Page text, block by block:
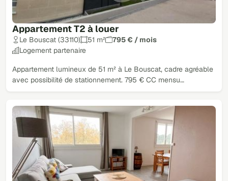
Appartement T2 à louer
Le Bouscat (33110) 51 m²
795 € / mois
Logement partenaire
Appartement lumineux de 51 m² à Le Bouscat, cadre agréable
avec possibilité de stationnement. 795 € CC mensu…